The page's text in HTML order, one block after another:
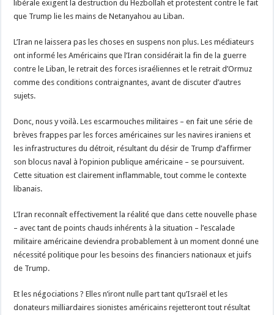
libérale exigent la destruction du Hezbollah et protestent contre le fait
que Trump lie les mains de Netanyahou au Liban.
L’Iran ne laissera pas les choses en suspens non plus. Les médiateurs
ont informé les Américains que l’Iran considérait la fin de la guerre
contre le Liban, le retrait des forces israéliennes et le retrait d’Ormuz
comme des conditions contraignantes, avant de discuter d’autres
sujets.
Donc, nous y voilà. Les escarmouches militaires – en fait une série de
brèves frappes par les forces américaines sur les navires iraniens et
les infrastructures du détroit, résultant du désir de Trump d’affirmer
son blocus naval à l’opinion publique américaine – se poursuivent.
Cette situation est clairement inflammable, tout comme le contexte
libanais.
L’Iran reconnaît effectivement la réalité que dans cette nouvelle phase
– avec tant de points chauds inhérents à la situation – l’escalade
militaire américaine deviendra probablement à un moment donné une
nécessité politique pour les besoins des financiers nationaux et juifs
de Trump.
Et les négociations ? Elles n’iront nulle part tant qu’Israël et les
donateurs milliardaires sionistes américains rejetteront tout résultat